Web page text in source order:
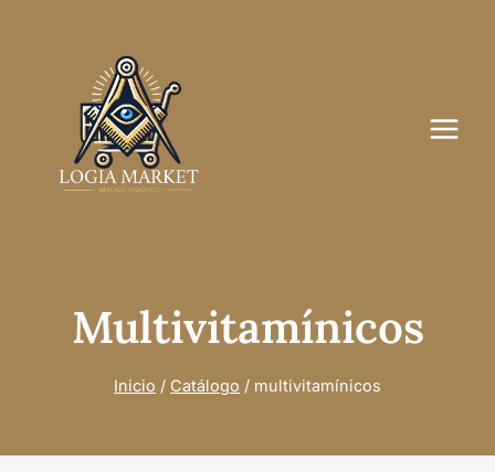
Multivitamínicos
Inicio / Catálogo / multivitamínicos